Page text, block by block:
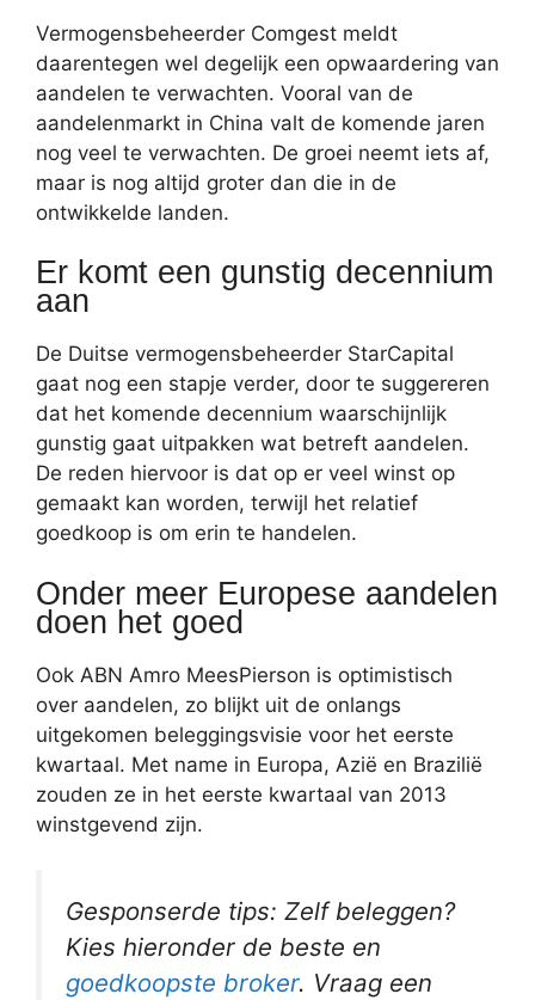
Vermogensbeheerder Comgest meldt
daarentegen wel degelijk een opwaardering van
aandelen te verwachten. Vooral van de
aandelenmarkt in China valt de komende jaren
nog veel te verwachten. De groei neemt iets af,
maar is nog altijd groter dan die in de
ontwikkelde landen.
Er komt een gunstig decennium
aan
De Duitse vermogensbeheerder StarCapital
gaat nog een stapje verder, door te suggereren
dat het komende decennium waarschijnlijk
gunstig gaat uitpakken wat betreft aandelen.
De reden hiervoor is dat op er veel winst op
gemaakt kan worden, terwijl het relatief
goedkoop is om erin te handelen.
Onder meer Europese aandelen
doen het goed
Ook ABN Amro MeesPierson is optimistisch
over aandelen, zo blijkt uit de onlangs
uitgekomen beleggingsvisie voor het eerste
kwartaal. Met name in Europa, Azië en Brazilië
zouden ze in het eerste kwartaal van 2013
winstgevend zijn.
Gesponserde tips: Zelf beleggen?
Kies hieronder de beste en
goedkoopste broker. Vraag een